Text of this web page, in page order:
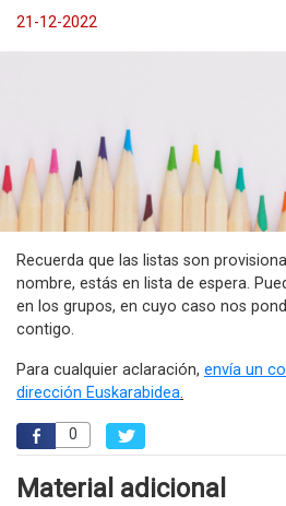
21-12-2022
Recuerda que las listas son
nombre, estás en lista de espera.
en los grupos, en cuyo caso nos
contigo.
Para cualquier aclaración, envía un
dirección Euskarabidea.
0
Material adicional